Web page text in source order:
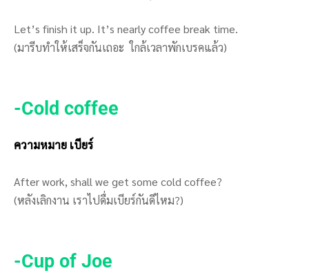
Let’s finish it up. It’s nearly coffee break time.
(มารีบทำให้เสร็จกันเถอะ ใกล้เวลาพักเบรคแล้ว)
-Cold coffee
ความหมาย เบียร์
After work, shall we get some cold coffee?
(หลังเลิกงาน เราไปดื่มเบียร์กันดีไหม?)
-Cup of Joe